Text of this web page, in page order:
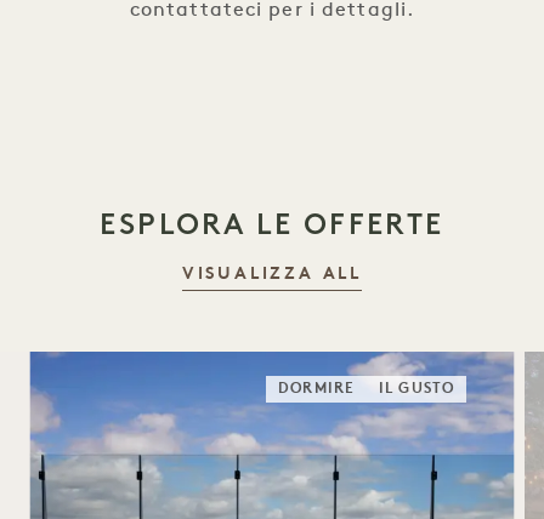
contattateci per i dettagli.
ESPLORA LE OFFERTE
VISUALIZZA ALL
DORMIRE IL GUSTO